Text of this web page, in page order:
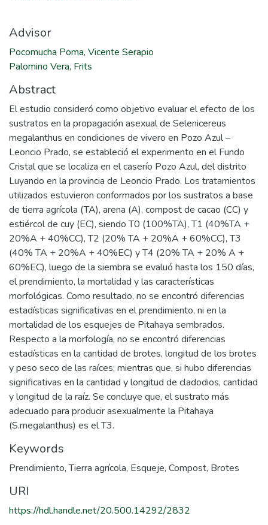
Advisor
Pocomucha Poma, Vicente Serapio
Palomino Vera, Frits
Abstract
El estudio consideró como objetivo evaluar el efecto de los
sustratos en la propagación asexual de Selenicereus
megalanthus en condiciones de vivero en Pozo Azul –
Leoncio Prado, se estableció el experimento en el Fundo
Cristal que se localiza en el caserío Pozo Azul, del distrito
Luyando en la provincia de Leoncio Prado. Los tratamientos
utilizados estuvieron conformados por los sustratos a base
de tierra agrícola (TA), arena (A), compost de cacao (CC) y
estiércol de cuy (EC), siendo T0 (100%TA), T1 (40%TA +
20%A + 40%CC), T2 (20% TA + 20%A + 60%CC), T3
(40% TA + 20%A + 40%EC) y T4 (20% TA + 20% A +
60%EC), luego de la siembra se evaluó hasta los 150 días,
el prendimiento, la mortalidad y las características
morfológicas. Como resultado, no se encontró diferencias
estadísticas significativas en el prendimiento, ni en la
mortalidad de los esquejes de Pitahaya sembrados.
Respecto a la morfología, no se encontró diferencias
estadísticas en la cantidad de brotes, longitud de los brotes
y peso seco de las raíces; mientras que, si hubo diferencias
significativas en la cantidad y longitud de cladodios, cantidad
y longitud de la raíz. Se concluye que, el sustrato más
adecuado para producir asexualmente la Pitahaya
(S.megalanthus) es el T3.
Keywords
Prendimiento,Tierra agrícola, Esqueje, Compost, Brotes
URI
https://hdl.handle.net/20.500.14292/2832